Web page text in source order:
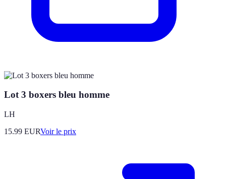
Lot 3 boxers bleu homme
LH
15.99 EURVoir le prix